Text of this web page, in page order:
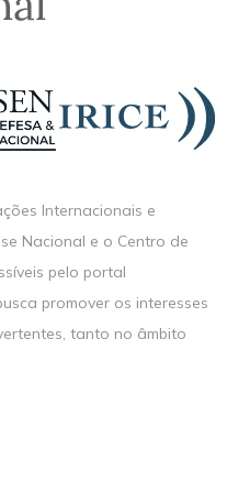
Internacionais e
Nacional e o Centro de
pelo portal
promover os interesses
tanto no âmbito